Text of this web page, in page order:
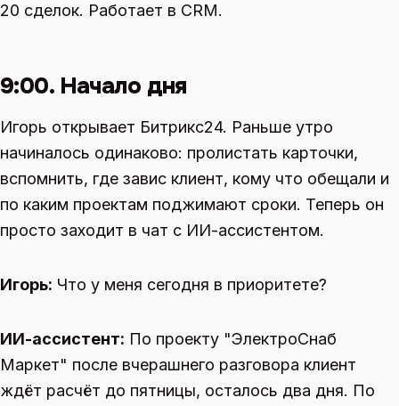
20 сделок. Работает в CRM.
9:00. Начало дня
Игорь открывает Битрикс24. Раньше утро
начиналось одинаково: пролистать карточки,
вспомнить, где завис клиент, кому что обещали и
по каким проектам поджимают сроки. Теперь он
просто заходит в чат с ИИ-ассистентом.
Игорь: Что у меня сегодня в приоритете?
ИИ-ассистент: По проекту "ЭлектроСнаб
Маркет" после вчерашнего разговора клиент
ждёт расчёт до пятницы, осталось два дня. По